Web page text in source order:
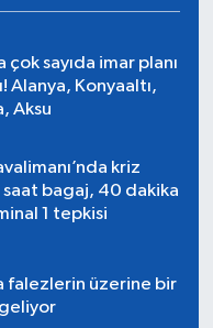
sayıda imar planı
Alanya, Konyaaltı,
Aksu
kriz
saat bagaj, 40 dakika
1 tepkisi
falezlerin üzerine bir